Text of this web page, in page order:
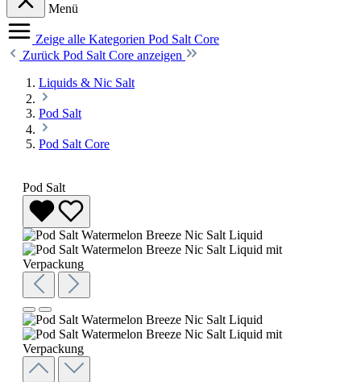
Menü
Zeige alle Kategorien Pod Salt Core
Zurück Pod Salt Core anzeigen
Liquids & Nic Salt
Pod Salt
Pod Salt Core
Pod Salt